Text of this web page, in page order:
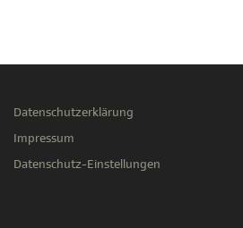
Datenschutzerklärung
Impressum
Datenschutz-Einstellungen